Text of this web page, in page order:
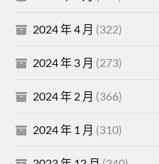
2024 年 4 月 (322)
2024 年 3 月 (273)
2024 年 2 月 (366)
2024 年 1 月 (310)